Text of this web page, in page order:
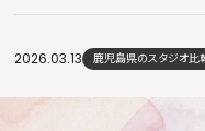
2026.03.13 鹿児島県のスタジオ比